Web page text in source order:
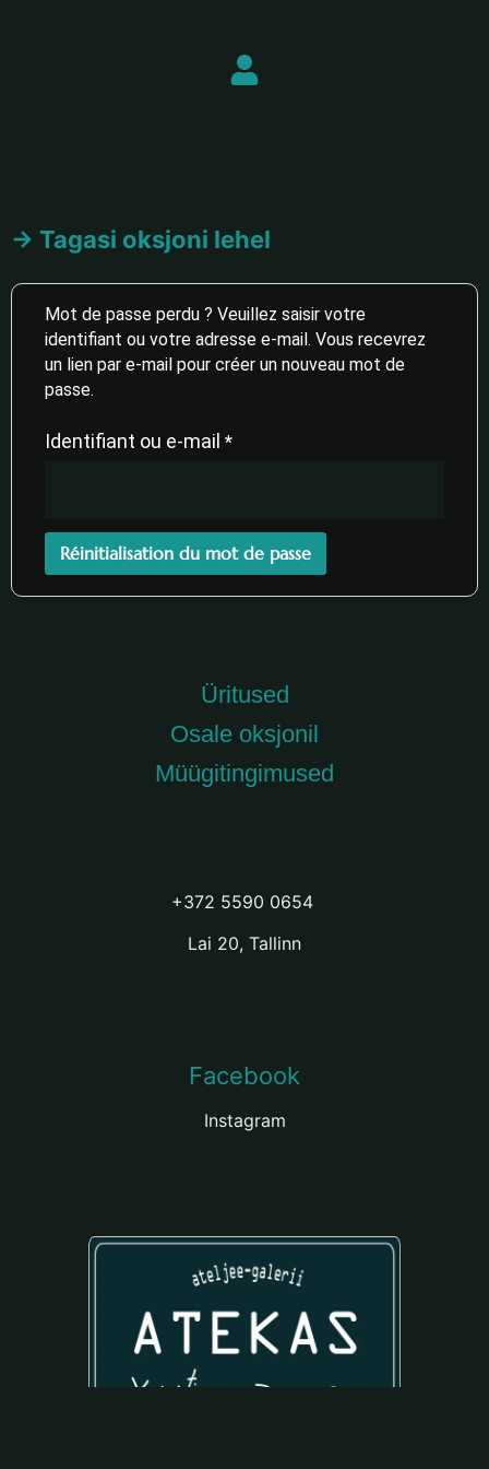
→ Tagasi oksjoni lehel
Mot de passe perdu ? Veuillez saisir votre
identifiant ou votre adresse e-mail. Vous recevrez
un lien par e-mail pour créer un nouveau mot de
passe.
Identifiant ou e-mail *
Réinitialisation du mot de passe
Üritused
Osale oksjonil
Müügitingimused
+372 5590 0654
Lai 20, Tallinn
Facebook
Instagram